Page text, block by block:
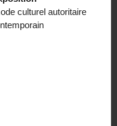
culturel autoritaire